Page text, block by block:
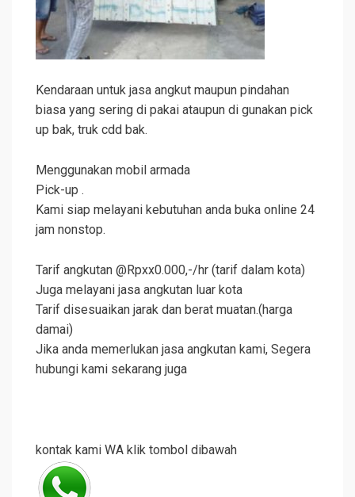
Kendaraan untuk jasa angkut maupun pindahan
biasa yang sering di pakai ataupun di gunakan pick
up bak, truk cdd bak.
Menggunakan mobil armada
Pick-up .
Kami siap melayani kebutuhan anda buka online 24
jam nonstop.
Tarif angkutan @Rpxx0.000,-/hr (tarif dalam kota)
Juga melayani jasa angkutan luar kota
Tarif disesuaikan jarak dan berat muatan.(harga
damai)
Jika anda memerlukan jasa angkutan kami, Segera
hubungi kami sekarang juga
kontak kami WA klik tombol dibawah